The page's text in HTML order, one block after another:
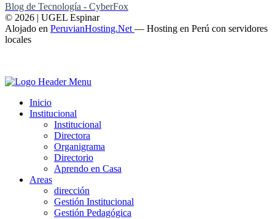
Blog de Tecnología - CyberFox
© 2026 | UGEL Espinar
Alojado en PeruvianHosting.Net — Hosting en Perú con servidores
locales
Inicio
Institucional
Institucional
Directora
Organigrama
Directorio
Aprendo en Casa
Areas
dirección
Gestión Institucional
Gestión Pedagógica